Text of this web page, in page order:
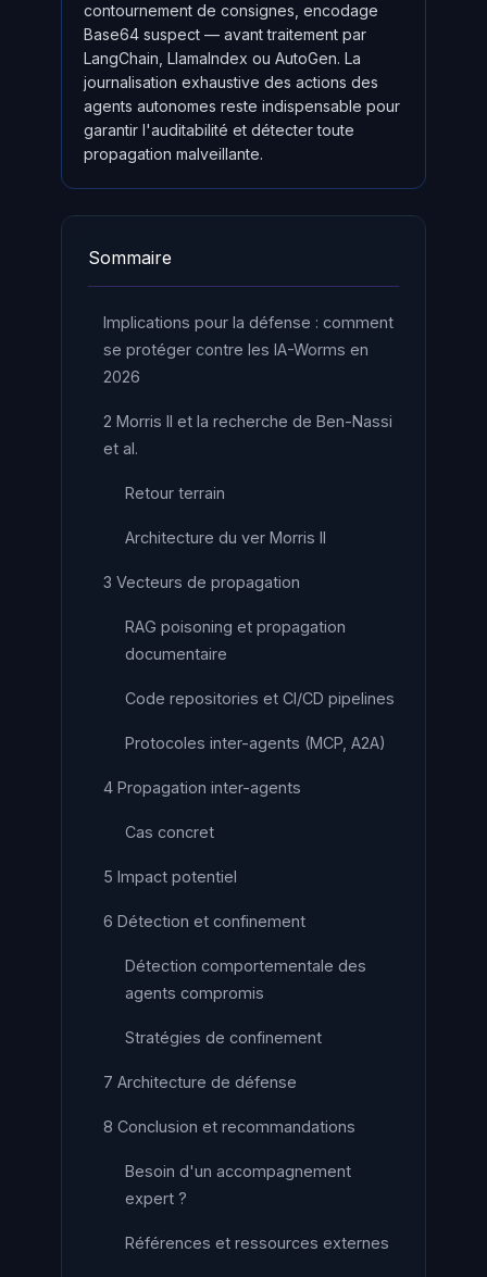
contournement de consignes, encodage
Base64 suspect — avant traitement par
LangChain, LlamaIndex ou AutoGen. La
journalisation exhaustive des actions des
agents autonomes reste indispensable pour
garantir l'auditabilité et détecter toute
propagation malveillante.
Sommaire
Implications pour la défense : comment
se protéger contre les IA-Worms en
2026
2 Morris II et la recherche de Ben-Nassi
et al.
Retour terrain
Architecture du ver Morris II
3 Vecteurs de propagation
RAG poisoning et propagation
documentaire
Code repositories et CI/CD pipelines
Protocoles inter-agents (MCP, A2A)
4 Propagation inter-agents
Cas concret
5 Impact potentiel
6 Détection et confinement
Détection comportementale des
agents compromis
Stratégies de confinement
7 Architecture de défense
8 Conclusion et recommandations
Besoin d'un accompagnement
expert ?
Références et ressources externes